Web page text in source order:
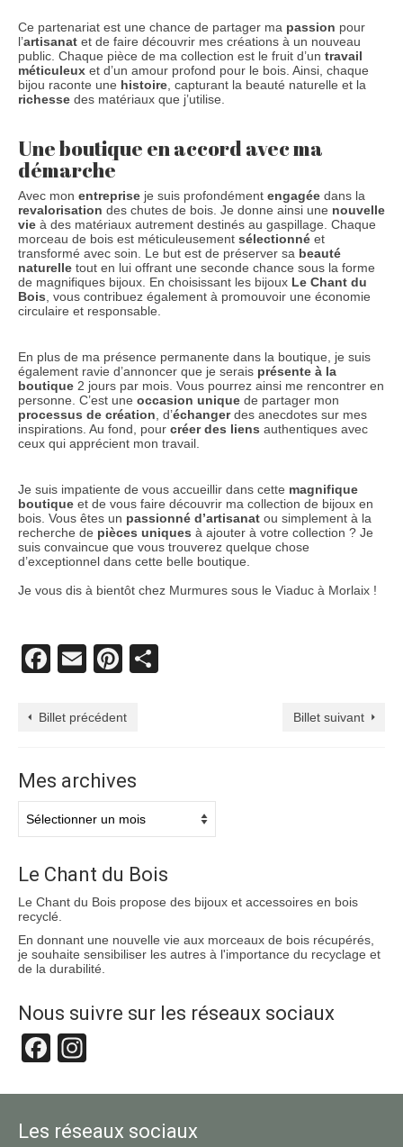
Ce partenariat est une chance de partager ma passion pour
l’artisanat et de faire découvrir mes créations à un nouveau
public. Chaque pièce de ma collection est le fruit d’un travail
méticuleux et d’un amour profond pour le bois. Ainsi, chaque
bijou raconte une histoire , capturant la beauté naturelle et la
richesse des matériaux que j’utilise.
Une boutique en accord avec ma
démarche
Avec mon entreprise je suis profondément engagée dans la
revalorisation des chutes de bois. Je donne ainsi une nouvelle
vie à des matériaux autrement destinés au gaspillage. Chaque
morceau de bois est méticuleusement sélectionné et
transformé avec soin. Le but est de préserver sa beauté
naturelle tout en lui offrant une seconde chance sous la forme
de magnifiques bijoux. En choisissant les bijoux Le Chant du
Bois, vous contribuez également à promouvoir une économie
circulaire et responsable.
En plus de ma présence permanente dans la boutique, je suis
également ravie d’annoncer que je serais présente à la
boutique 2 jours par mois. Vous pourrez ainsi me rencontrer en
personne. C’est une occasion unique de partager mon
processus de création, d’échangerdes anecdotes sur mes
inspirations. Au fond, pour créer des liens authentiques avec
ceux qui apprécient mon travail.
Je suis impatiente de vous accueillir dans cette magnifique
boutique et de vous faire découvrir ma collection de bijoux en
bois. Vous êtes un passionné d’artisanat ou simplement à la
recherche de pièces uniques à ajouter à votre collection ? Je
suis convaincue que vous trouverez quelque chose
d’exceptionnel dans cette belle boutique.
Je vous dis à bientôt chez Murmures sous le Viaduc à Morlaix !
Facebook
EmailPinterest
Billet précédent Billet suivant
Mes archives
archives
Le Chant du Bois
Le Chant du Bois propose des bijoux et accessoires en bois
recyclé.
En donnant une nouvelle vie aux morceaux de bois récupérés,
je souhaite sensibiliser les autres à l'importance du recyclage et
de la durabilité.
Nous suivre sur les réseaux sociaux
Facebook
Les réseaux sociaux